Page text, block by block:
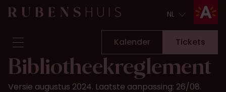
NL
Bezoek
Kalender Tickets
Bibliotheekreglement
Versie augustus 2024. Laatste aanpassing: 26/08.